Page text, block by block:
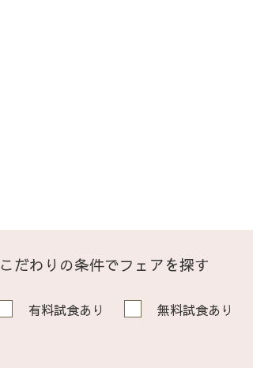
こだわりの条件でフェアを探す
有料試食あり 無料試食あり